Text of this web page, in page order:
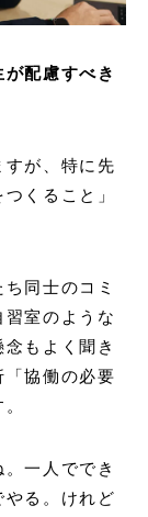
配慮すべき
が、特に先
くること」
同士のコミ
習室のような
もよく聞き
「協働の必要
一人ででき
やる。けれど